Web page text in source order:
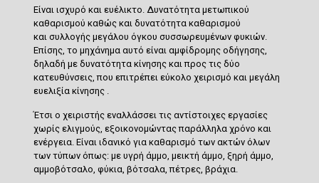
Είναι ισχυρό και ευέλικτο Δυνατότητα μετωπικού
καθαρισμού καθώς και δυνατότητα καθαρισμού
και συλλογής μεγάλου όγκου συσσωρευμένων φυκιών.
Επίσης, το μηχάνημα αυτό είναι αμφίδρομης οδήγησης,
δηλαδή με δυνατότητα κίνησης και προς τις δύο
κατευθύνσεις, που επιτρέπει εύκολο χειρισμό και μεγάλη
ευελιξία κίνησης .
Έτσι ο χειριστής εναλλάσσει τις αντίστοιχες εργασίες
χωρίς ελιγμούς, εξοικονομώντας παράλληλα χρόνο και
ενέργεια . Είναι ιδανικό για καθαρισμό των ακτών όλων
των τύπων όπως: με υγρή άμμο, μεικτή άμμο, ξηρή άμμο,
αμμοβότσαλο, φύκια, βότσαλα, πέτρες, βράχια